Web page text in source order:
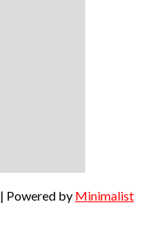
| Powered by Minimalist